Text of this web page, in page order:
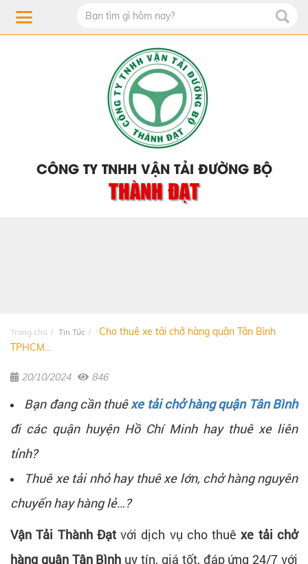
CÔNG TY TNHH VẬN TẢI ĐƯỜNG BỘ
THÀNH ĐẠT
Trang chủ Tin Tức
Cho thuê xe tải chở hàng quận Tân Bình
TPHCM...
20/10/2024 846
Bạn đang cần thuêxe tải chở hàng quận Tân Bình
đi các quận huyện Hồ Chí Minh hay thuê xe liên
tỉnh?
Thuê xe tải nhỏ hay thuê xe lớn, chở hàng nguyên
chuyến hay hàng lẻ…?
Vận Tải Thành Đạtvới dịch vụ cho thuêxe tải chở
hàng quận Tân Bình uy tín, giá tốt, đáp ứng 24/7 với